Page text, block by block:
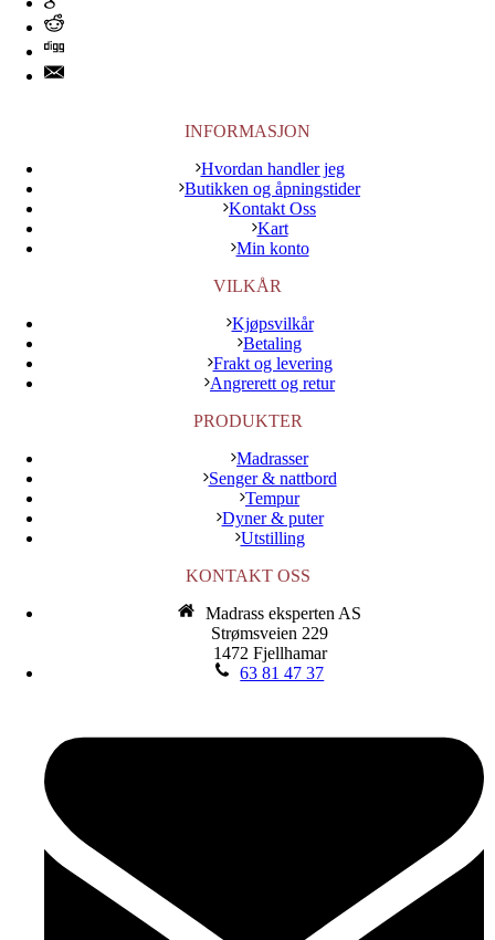
INFORMASJON
Hvordan handler jeg
Butikken og åpningstider
Kontakt Oss
Kart
Min konto
VILKÅR
Kjøpsvilkår
Betaling
Frakt og levering
Angrerett og retur
PRODUKTER
Madrasser
Senger & nattbord
Tempur
Dyner & puter
Utstilling
KONTAKT OSS
Madrass eksperten AS
Strømsveien 229
1472 Fjellhamar
63 81 47 37